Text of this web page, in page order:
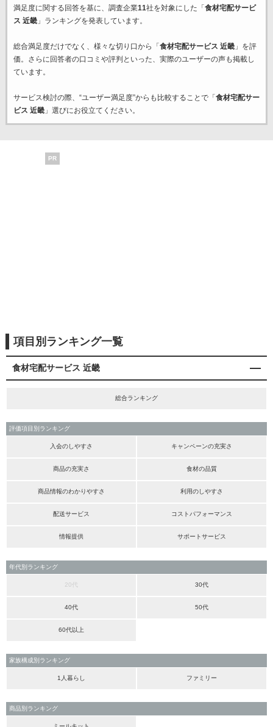
満足度に関する回答を基に、調査企業11社を対象にした「 食材宅配サービ
ス 近畿」ランキングを発表しています。
総合満足度だけでなく、様々な切り口から「 食材宅配サービス 近畿」を評
価。さらに回答者の口コミや評判といった、実際のユーザーの声も掲載し
ています。
サービス検討の際、“ユーザー満足度”からも比較することで「 食材宅配サー
ビス 近畿」選びにお役立てください。
PR
項目別ランキング一覧
食材宅配サービス 近畿
総合ランキング
評価項目別ランキング
入会のしやすさ キャンペーンの充実さ
商品の充実さ 食材の品質
商品情報のわかりやすさ 利用のしやすさ
配送サービス コストパフォーマンス
情報提供 サポートサービス
年代別ランキング
20代 30代
40代 50代
60代以上
家族構成別ランキング
1人暮らし ファミリー
商品別ランキング